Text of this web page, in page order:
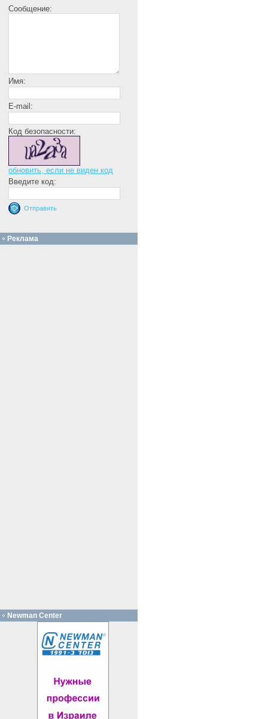
Сообщение:
Имя:
E-mail:
Код безопасности:
обновить, если не виден код
Введите код:
Реклама
Newman Center